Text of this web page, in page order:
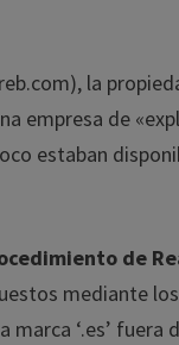
la
empresa de
estaban
de
mediante
marca ‘.es’